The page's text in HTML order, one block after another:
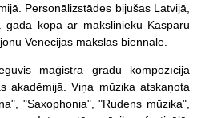
Personālizstādes bijušas Latvijā,
gadā kopā ar mākslinieku Kasparu
Venēcijas mākslas biennālē.
maģistra grādu kompozīcijā
akadēmijā. Viņa mūzika atskaņota
"Saxophonia", "Rudens mūzika",